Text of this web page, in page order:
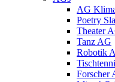
AG
Poetry
Theater
Tanz AG
Robotik
Forscher